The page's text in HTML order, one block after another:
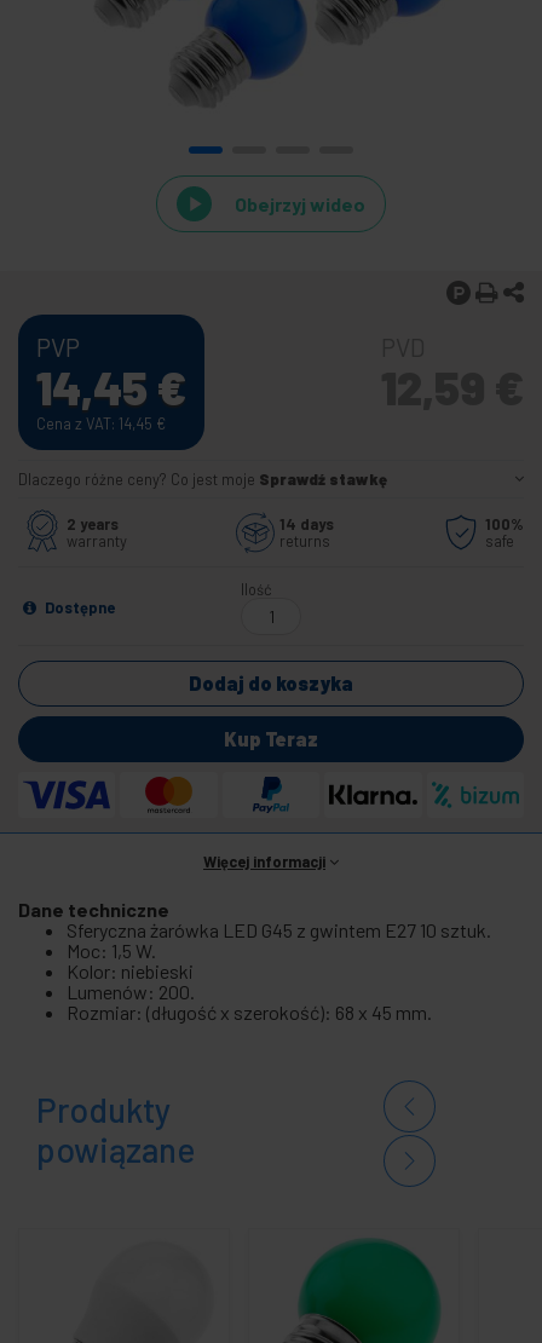
Obejrzyj wideo
PVP
14,45 €
Cena z VAT: 14,45 €
Dlaczego różne ceny? Co jest moje Sprawdź stawkę
2 years
warranty
14 days
returns
100%
safe
Dostępne
Ilość
Dodaj do koszyka
Kup Teraz
Więcej informacji
Dane techniczne
Sferyczna żarówka LED G45 z gwintem E27 10 sztuk.
Moc: 1,5 W.
Kolor: niebieski
Lumenów: 200.
Rozmiar: (długość x szerokość): 68 x 45 mm.
Produkty
powiązane